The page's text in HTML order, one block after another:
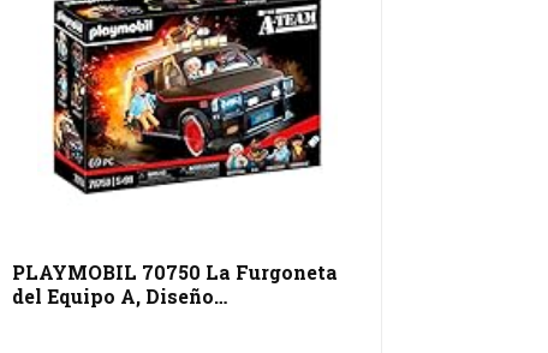
PLAYMOBIL 70750 La Furgoneta
del Equipo A, Diseño…